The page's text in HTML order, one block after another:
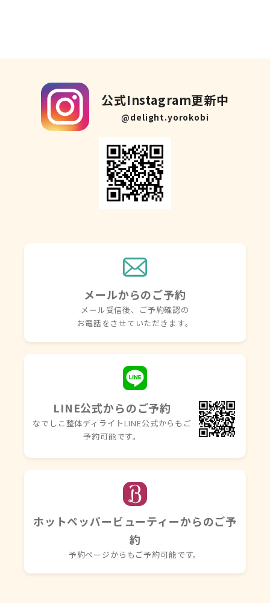
公式Instagram更新中
@delight.yorokobi
メールからのご予約
メール受信後、ご予約確認の
お電話をさせていただきます。
LINE公式からのご予約
なでしこ整体ディライトLINE公式からもご
予約可能です。
ホットペッパービューティーからのご予
約
予約ページからもご予約可能です。